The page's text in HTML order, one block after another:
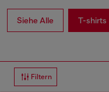
Siehe Alle T-shirts
Filtern